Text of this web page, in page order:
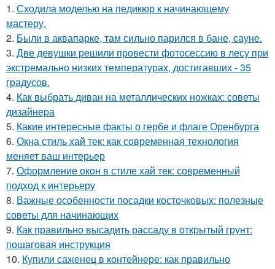
1. Сходила моделью на педикюр к начинающему
мастеру.
2. Были в аквапарке, там сильно парился в бане, сауне.
3. Две девушки решили провести фотосессию в лесу при
экстремально низких температурах, достигавших - 35
градусов.
4. Как выбрать диван на металлических ножках: советы
дизайнера
5. Какие интересные факты о гербе и флаге Оренбурга
6. Окна стиль хай тек: как современная технология
меняет ваш интерьер
7. Оформление окон в стиле хай тек: современный
подход к интерьеру
8. Важные особенности посадки косточковых: полезные
советы для начинающих
9. Как правильно высадить рассаду в открытый грунт:
пошаговая инструкция
10. Купили саженец в контейнере: как правильно